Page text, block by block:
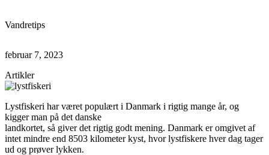
Vandretips
februar 7, 2023
Artikler
Lystfiskeri har været populært i Danmark i rigtig mange år, og
kigger man på det danske
landkortet, så giver det rigtig godt mening. Danmark er omgivet af
intet mindre end 8503 kilometer kyst, hvor lystfiskere hver dag tager
ud og prøver lykken.